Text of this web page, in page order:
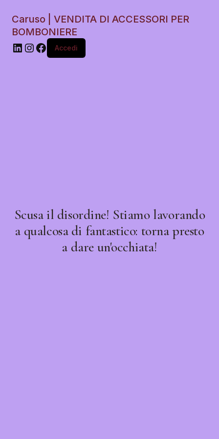
Caruso | VENDITA DI ACCESSORI PER
BOMBONIERE
Accedi
Scusa il disordine! Stiamo lavorando
a qualcosa di fantastico: torna presto
a dare un'occhiata!